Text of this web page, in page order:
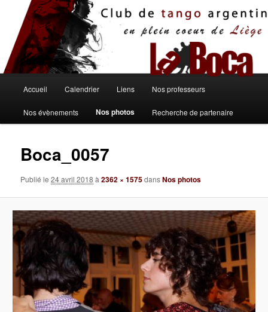
contenu
principal
principal
Accueil Calendrier Liens Nos professeurs
Nos évènements Nos photos Recherche de partenaire
Boca_0057
Publié le24 avril 2018 à2362 × 1575dansNos photos